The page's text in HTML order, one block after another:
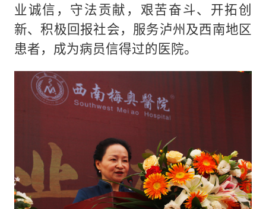
业诚信，守法贡献，艰苦奋斗、开拓创
新、积极回报社会，服务泸州及西南地区
患者，成为病员信得过的医院。